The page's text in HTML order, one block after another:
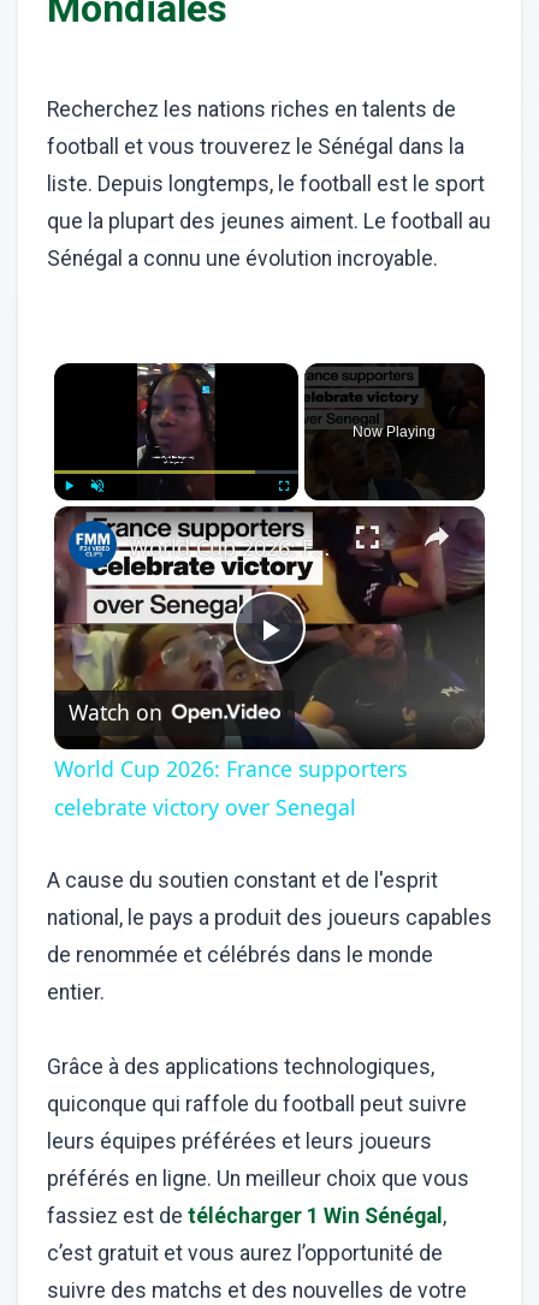
Recherchez les nations riches en talents de
football et vous trouverez le Sénégal dans la
liste. Depuis longtemps, le football est le sport
que la plupart des jeunes aiment. Le football au
Sénégal a connu une évolution incroyable.
×
Play Unmute Fullscreen
Now Playing
×
Play
Video
World Cup 2026: France supporters celebrate victory over Senegal
Watch on
World Cup 2026: France supporters
celebrate victory over Senegal
A cause du soutien constant et de l'esprit
national, le pays a produit des joueurs capables
de renommée et célébrés dans le monde
entier.
Grâce à des applications technologiques,
quiconque qui raffole du football peut suivre
leurs équipes préférées et leurs joueurs
préférés en ligne. Un meilleur choix que vous
fassiez est de télécharger 1 Win Sénégal ,
c’est gratuit et vous aurez l’opportunité de
suivre des matchs et des nouvelles de votre